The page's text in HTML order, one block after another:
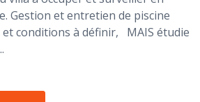
Gestion et entretien de piscine
conditions à définir, MAIS étudie